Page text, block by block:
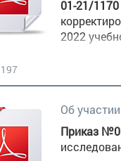
01-21/
2022
197
Об
Приказ